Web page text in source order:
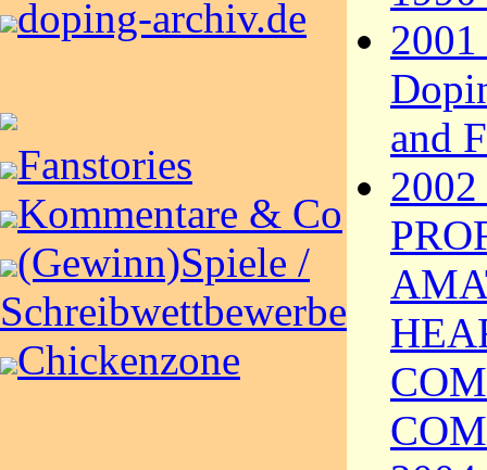
doping-archiv.de
Fanstories
Kommentare & Co
(Gewinn)Spiele /
Schreibwettbewerbe
Chickenzone
and